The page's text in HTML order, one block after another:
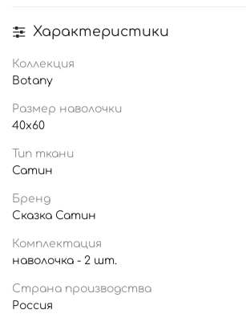
Характеристики
Коллекция
Botany
Размер наволочки
40x60
Тип ткани
Сатин
Бренд
Сказка Сатин
Комплектация
наволочка - 2 шт.
Страна производства
Россия